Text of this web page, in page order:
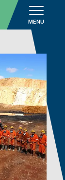
MENU